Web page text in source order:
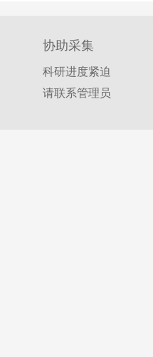
协助采集
科研进度紧迫
请联系管理员